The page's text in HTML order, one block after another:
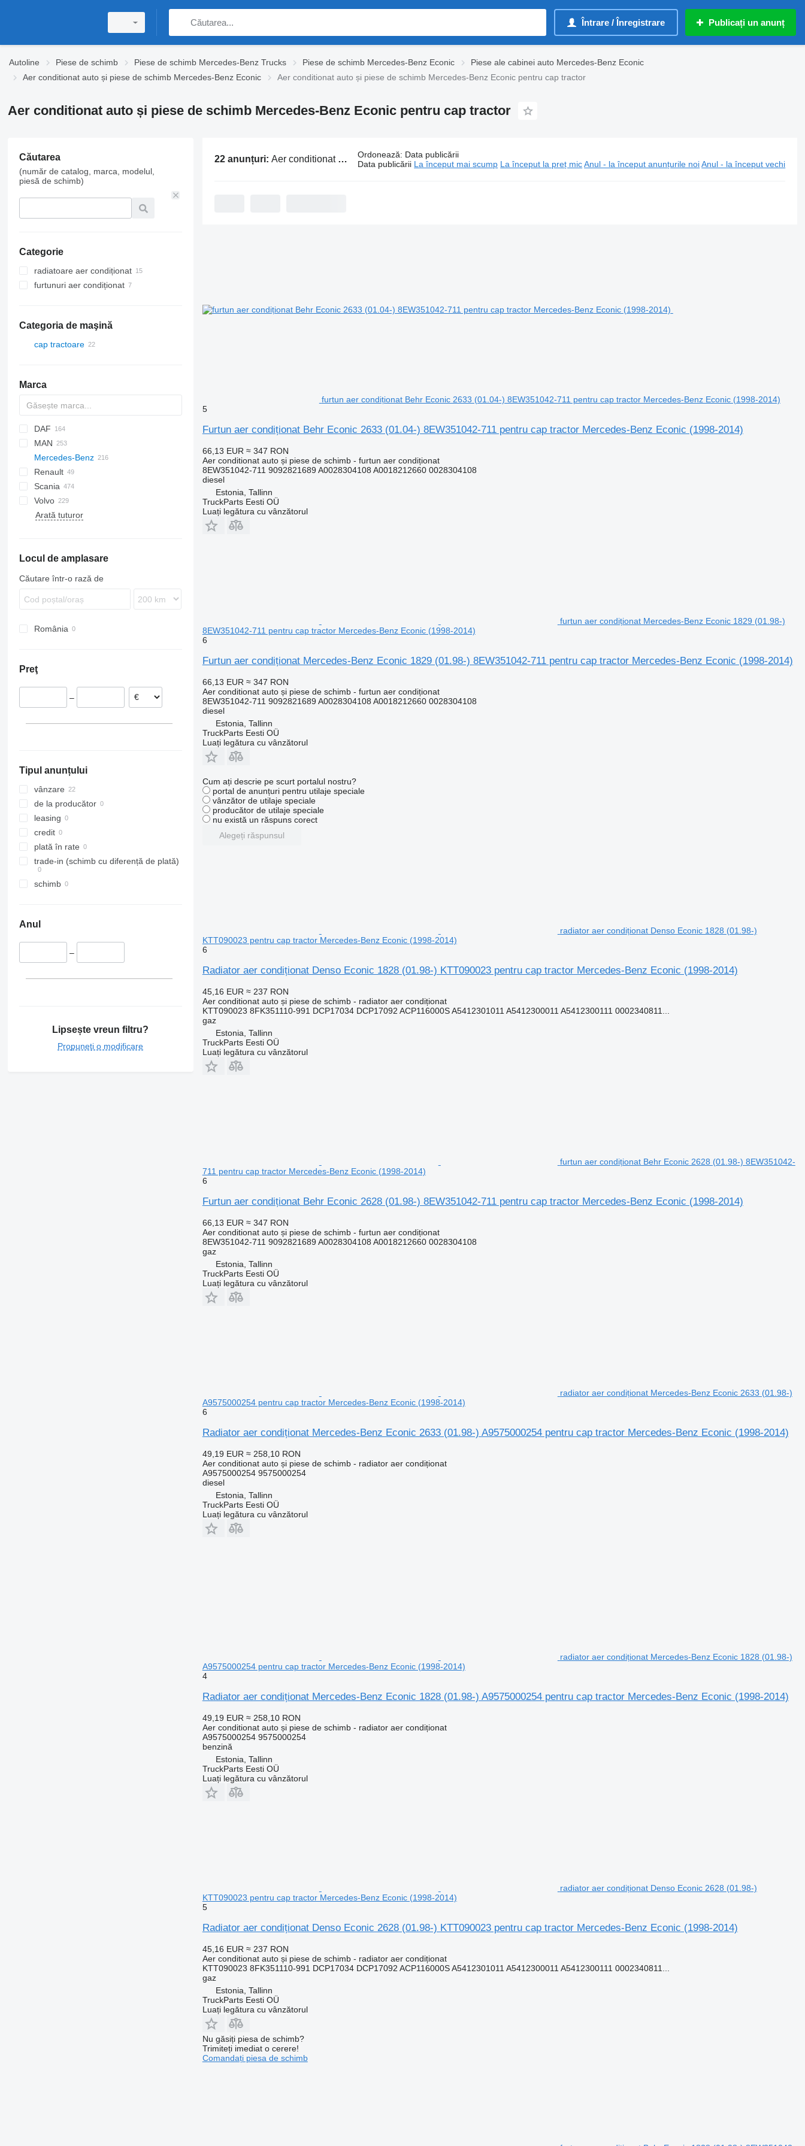
Întrare / Înregistrare Publicați un anunț
Autoline Piese de schimb Piese de schimb Mercedes-Benz Trucks Piese de schimb Mercedes-Benz Econic
Piese ale cabinei auto Mercedes-Benz Econic
Aer conditionat auto și piese de schimb Mercedes-Benz Econic
Aer conditionat auto și piese de schimb Mercedes-Benz Econic pentru cap tractor
Aer conditionat auto și piese de schimb Mercedes-Benz Econic pentru cap tractor
Căutarea
(număr de catalog, marca, modelul,
piesă de schimb)
Categorie
radiatoare aer condiționat
furtunuri aer condiționat
Categoria de maşină
cap tractoare
Marca
DAF
CF
LF
XF
XG
S-Way
Stralis
Trakker
MAN
Lion's series
TGA
TGL
TGM
TGS
Mercedes-Benz
A-Class
Actros
Actros 1831
Actros 1840
Actros 1843
Actros 1846
Actros 1848
Actros 2545
Antos
Antos 1830
Arocs
Atego 1524
Axor 1828
Econic
Econic 1829
Econic 2629
Canter
Renault
Kerax
Magnum
Midlum
Scania
G-series
P-series
Volvo
B-series
FM
VNL
Arată tuturor
Locul de amplasare
Căutare într-o rază de
România
Preţ
–
Tipul anunțului
vânzare
de la producător
leasing
credit
plată în rate
trade-in (schimb cu diferență de plată)
schimb
Anul
–
Lipsește vreun filtru?
Propuneți o modificare
22 anunțuri: Aer conditionat auto și piese de schimb Mercedes-Benz Econic pentru cap tractor Ordonează: Data publicării
Data publicării La început mai scump La început la preț mic Anul - la început anunțurile noi Anul - la început vechi
furtun aer condiționat Behr Econic 2633 (01.04-) 8EW351042-711 pentru cap tractor Mercedes-Benz Econic (1998-2014)
5
Furtun aer condiționat Behr Econic 2633 (01.04-) 8EW351042-711 pentru cap tractor Mercedes-Benz Econic (1998-2014)
66,13 EUR ≈ 347 RON
Aer conditionat auto și piese de schimb - furtun aer condiționat
8EW351042-711 9092821689 A0028304108 A0018212660 0028304108
diesel
Estonia, Tallinn
TruckParts Eesti OÜ
Luați legătura cu vânzătorul
furtun aer condiționat Mercedes-Benz Econic 1829 (01.98-)
8EW351042-711 pentru cap tractor Mercedes-Benz Econic (1998-2014)
6
Furtun aer condiționat Mercedes-Benz Econic 1829 (01.98-) 8EW351042-711 pentru cap tractor Mercedes-Benz Econic (1998-2014)
66,13 EUR ≈ 347 RON
Aer conditionat auto și piese de schimb - furtun aer condiționat
8EW351042-711 9092821689 A0028304108 A0018212660 0028304108
diesel
Estonia, Tallinn
TruckParts Eesti OÜ
Luați legătura cu vânzătorul
Cum ați descrie pe scurt portalul nostru?
portal de anunțuri pentru utilaje speciale
vânzător de utilaje speciale
producător de utilaje speciale
nu există un răspuns corect
Alegeți răspunsul
radiator aer condiționat Denso Econic 1828 (01.98-)
KTT090023 pentru cap tractor Mercedes-Benz Econic (1998-2014)
6
Radiator aer condiționat Denso Econic 1828 (01.98-) KTT090023 pentru cap tractor Mercedes-Benz Econic (1998-2014)
45,16 EUR ≈ 237 RON
Aer conditionat auto și piese de schimb - radiator aer condiționat
KTT090023 8FK351110-991 DCP17034 DCP17092 ACP116000S A5412301011 A5412300011 A5412300111 0002340811...
gaz
Estonia, Tallinn
TruckParts Eesti OÜ
Luați legătura cu vânzătorul
furtun aer condiționat Behr Econic 2628 (01.98-) 8EW351042-
711 pentru cap tractor Mercedes-Benz Econic (1998-2014)
6
Furtun aer condiționat Behr Econic 2628 (01.98-) 8EW351042-711 pentru cap tractor Mercedes-Benz Econic (1998-2014)
66,13 EUR ≈ 347 RON
Aer conditionat auto și piese de schimb - furtun aer condiționat
8EW351042-711 9092821689 A0028304108 A0018212660 0028304108
gaz
Estonia, Tallinn
TruckParts Eesti OÜ
Luați legătura cu vânzătorul
radiator aer condiționat Mercedes-Benz Econic 2633 (01.98-)
A9575000254 pentru cap tractor Mercedes-Benz Econic (1998-2014)
6
Radiator aer condiționat Mercedes-Benz Econic 2633 (01.98-) A9575000254 pentru cap tractor Mercedes-Benz Econic (1998-2014)
49,19 EUR ≈ 258,10 RON
Aer conditionat auto și piese de schimb - radiator aer condiționat
A9575000254 9575000254
diesel
Estonia, Tallinn
TruckParts Eesti OÜ
Luați legătura cu vânzătorul
radiator aer condiționat Mercedes-Benz Econic 1828 (01.98-)
A9575000254 pentru cap tractor Mercedes-Benz Econic (1998-2014)
4
Radiator aer condiționat Mercedes-Benz Econic 1828 (01.98-) A9575000254 pentru cap tractor Mercedes-Benz Econic (1998-2014)
49,19 EUR ≈ 258,10 RON
Aer conditionat auto și piese de schimb - radiator aer condiționat
A9575000254 9575000254
benzină
Estonia, Tallinn
TruckParts Eesti OÜ
Luați legătura cu vânzătorul
radiator aer condiționat Denso Econic 2628 (01.98-)
KTT090023 pentru cap tractor Mercedes-Benz Econic (1998-2014)
5
Radiator aer condiționat Denso Econic 2628 (01.98-) KTT090023 pentru cap tractor Mercedes-Benz Econic (1998-2014)
45,16 EUR ≈ 237 RON
Aer conditionat auto și piese de schimb - radiator aer condiționat
KTT090023 8FK351110-991 DCP17034 DCP17092 ACP116000S A5412301011 A5412300011 A5412300111 0002340811...
gaz
Estonia, Tallinn
TruckParts Eesti OÜ
Luați legătura cu vânzătorul
Nu găsiți piesa de schimb?
Trimiteți imediat o cerere!
Comandați piesa de schimb